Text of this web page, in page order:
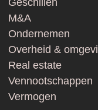
Geschillen
M&A
Ondernemen
Overheid &
Real estate
Vennootschappen
Vermogen